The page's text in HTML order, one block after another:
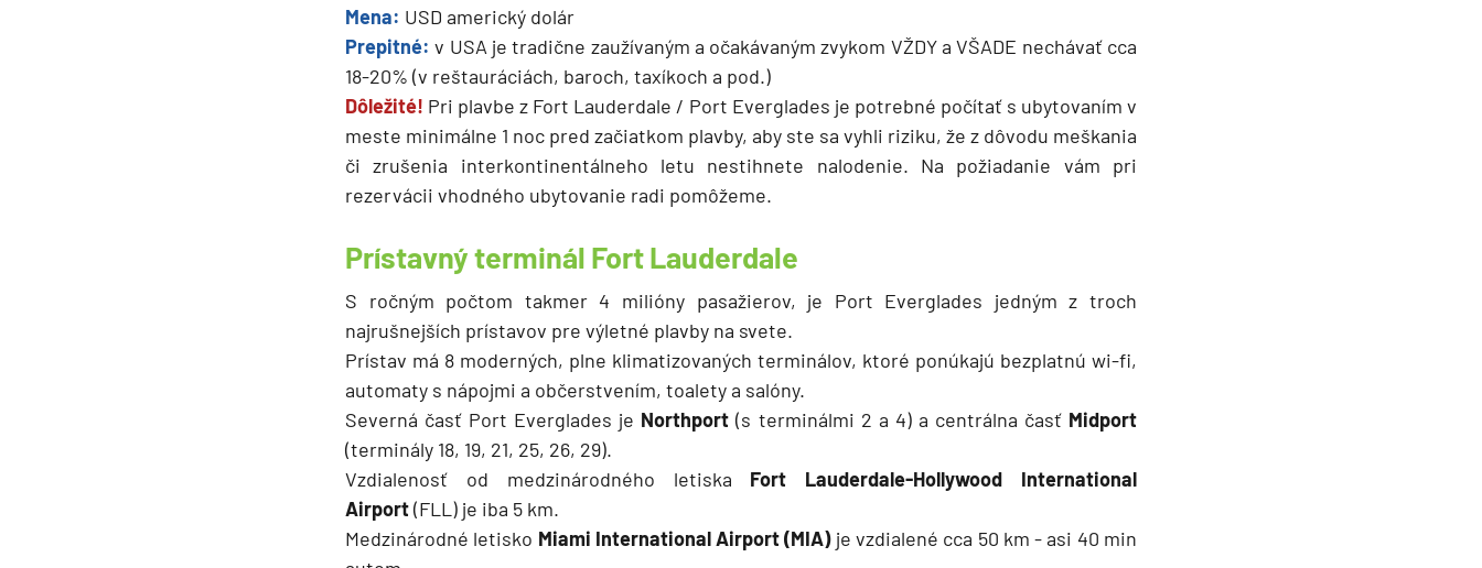
Mena: USD americký dolár
Prepitné:v USA je tradične zaužívaným a očakávaným zvykom VŽDY a VŠADE nechávať cca
18-20% (v reštauráciách, baroch, taxíkoch a pod.)
Dôležité! Pri plavbe z Fort Lauderdale / Port Everglades je potrebné počítať s ubytovaním v
meste minimálne 1 noc pred začiatkom plavby, aby ste sa vyhli riziku, že z dôvodu meškania
či zrušenia interkontinentálneho letu nestihnete nalodenie. Na požiadanie vám pri
rezervácii vhodného ubytovanie radi pomôžeme.
Prístavný terminál Fort Lauderdale
S ročným počtom takmer 4 milióny pasažierov, je Port Everglades jedným z troch
najrušnejších prístavov pre výletné plavby na svete.
Prístav má 8 moderných, plne klimatizovaných terminálov, ktoré ponúkajú bezplatnú wi-fi,
automaty s nápojmi a občerstvením, toalety a salóny.
Severná časť Port Everglades je Northport(s terminálmi 2 a 4) a centrálna časť Midport
(terminály 18, 19, 21, 25, 26, 29).
Vzdialenosť od medzinárodného letiska Fort Lauderdale-Hollywood International
Airport(FLL) je iba 5 km.
Medzinárodné letisko Miami International Airport (MIA)je vzdialené cca 50 km - asi 40 min